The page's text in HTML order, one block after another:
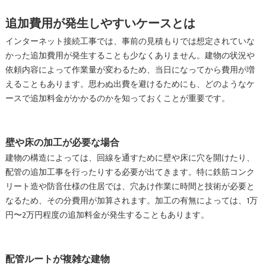
追加費用が発生しやすいケースとは
インターネット接続工事では、事前の見積もりでは想定されていな
かった追加費用が発生することも少なくありません。建物の状況や
依頼内容によって作業量が変わるため、当日になってから費用が増
えることもあります。思わぬ出費を避けるためにも、どのようなケ
ースで追加料金がかかるのかを知っておくことが重要です。
壁や床の加工が必要な場合
建物の構造によっては、回線を通すために壁や床に穴を開けたり、
配管の追加工事を行ったりする必要が出てきます。特に鉄筋コンク
リート造や防音仕様の住居では、穴あけ作業に時間と技術が必要と
なるため、その分費用が加算されます。加工の有無によっては、1万
円〜2万円程度の追加料金が発生することもあります。
配管ルートが複雑な建物